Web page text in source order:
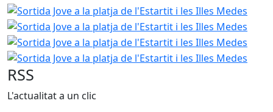
Sortida Jove a la platja de l'Estartit i les Illes Medes
RSS
L'actualitat a un clic